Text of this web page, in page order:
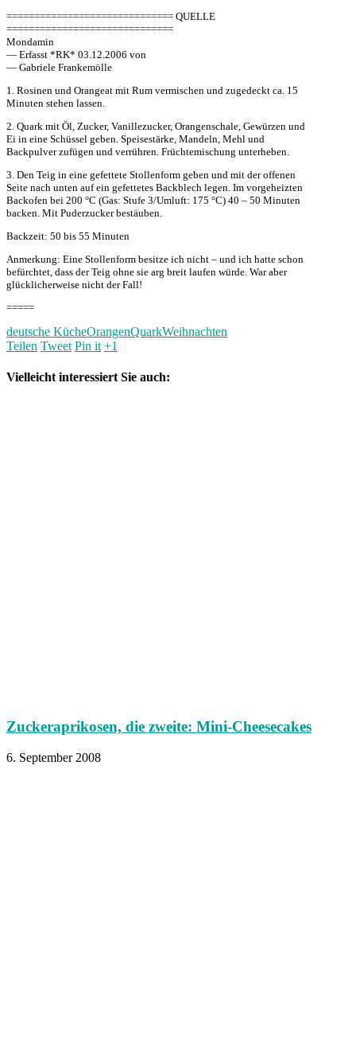
============================== QUELLE
==============================
Mondamin
— Erfasst *RK* 03.12.2006 von
— Gabriele Frankemölle
1. Rosinen und Orangeat mit Rum vermischen und zugedeckt ca. 15
Minuten stehen lassen.
2. Quark mit Öl, Zucker, Vanillezucker, Orangenschale, Gewürzen und
Ei in eine Schüssel geben. Speisestärke, Mandeln, Mehl und
Backpulver zufügen und verrühren. Früchtemischung unterheben.
3. Den Teig in eine gefettete Stollenform geben und mit der offenen
Seite nach unten auf ein gefettetes Backblech legen. Im vorgeheizten
Backofen bei 200 °C (Gas: Stufe 3/Umluft: 175 °C) 40 – 50 Minuten
backen. Mit Puderzucker bestäuben.
Backzeit: 50 bis 55 Minuten
Anmerkung: Eine Stollenform besitze ich nicht – und ich hatte schon
befürchtet, dass der Teig ohne sie arg breit laufen würde. War aber
glücklicherweise nicht der Fall!
=====
deutsche KücheOrangenQuarkWeihnachten
Teilen Tweet Pin it +1
Vielleicht interessiert Sie auch:
Zuckeraprikosen, die zweite: Mini-Cheesecakes
6. September 2008